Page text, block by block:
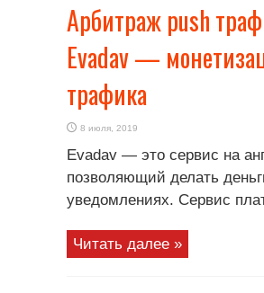
Арбитраж push
Evadav —
трафика
8 июля, 2019
Evadav — это сервис на
позволяющий делать
уведомлениях. Сервис
Читать далее »